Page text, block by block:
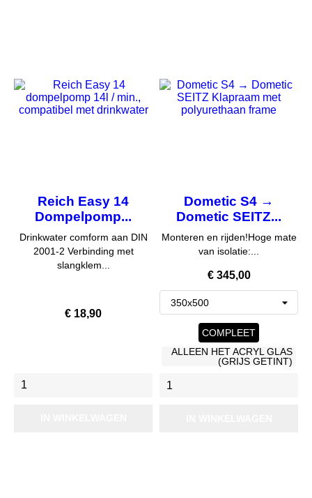
Reich Easy 14
Dompelpomp...
Drinkwater comform aan DIN
2001-2 Verbinding met
slangklem...
Prijs
€ 18,90
Dometic S4 →
Dometic SEITZ...
Monteren en rijden!Hoge mate
van isolatie:...
Prijs
€ 345,00
COMPLEET
ALLEEN HET ACRYL GLAS
(GRIJS GETINT)